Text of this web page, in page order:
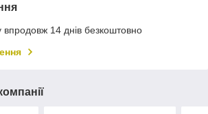
14 днів безкоштовно